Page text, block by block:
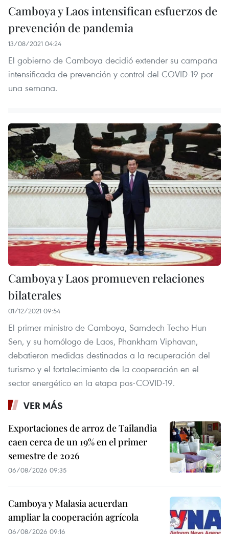
Camboya y Laos intensifican esfuerzos de
prevención de pandemia
13/08/2021 04:24
El gobierno de Camboya decidió extender su campaña
intensificada de prevención y control del COVID-19 por
una semana.
Camboya y Laos promueven relaciones
bilaterales
01/12/2021 09:54
El primer ministro de Camboya, Samdech Techo Hun
Sen, y su homólogo de Laos, Phankham Viphavan,
debatieron medidas destinadas a la recuperación del
turismo y el fortalecimiento de la cooperación en el
sector energético en la etapa pos-COVID-19.
VER MÁS
Exportaciones de arroz de Tailandia
caen cerca de un 19% en el primer
semestre de 2026
06/08/2026 09:35
Camboya y Malasia acuerdan
ampliar la cooperación agrícola
06/08/2026 09:16